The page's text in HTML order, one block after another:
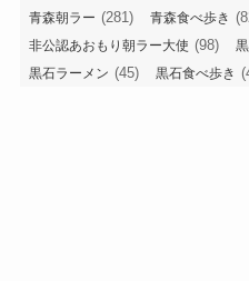
青森朝ラー (281) 青森食べ歩き
非公認あおもり朝ラー大使 (98)
黒石ラーメン (45) 黒石食べ歩き